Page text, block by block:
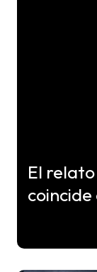
El